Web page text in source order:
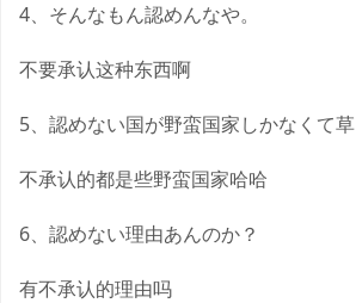
4、そんなもん認めんなや。
不要承认这种东西啊
5、認めない国が野蛮国家しかなくて草
不承认的都是些野蛮国家哈哈
6、認めない理由あんのか？
有不承认的理由吗